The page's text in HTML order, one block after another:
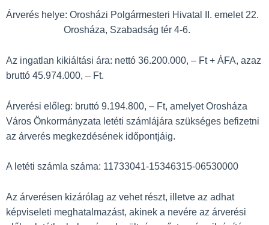
Árverés helye: Orosházi Polgármesteri Hivatal II. emelet 22.
Orosháza, Szabadság tér 4-6.
Az ingatlan kikiáltási ára: nettó 36.200.000, – Ft + ÁFA, azaz
bruttó 45.974.000, – Ft.
Árverési előleg: bruttó 9.194.800, – Ft, amelyet Orosháza
Város Önkormányzata letéti számlájára szükséges befizetni
az árverés megkezdésének időpontjáig.
A letéti számla száma: 11733041-15346315-06530000
Az árverésen kizárólag az vehet részt, illetve az adhat
képviseleti meghatalmazást, akinek a nevére az árverési